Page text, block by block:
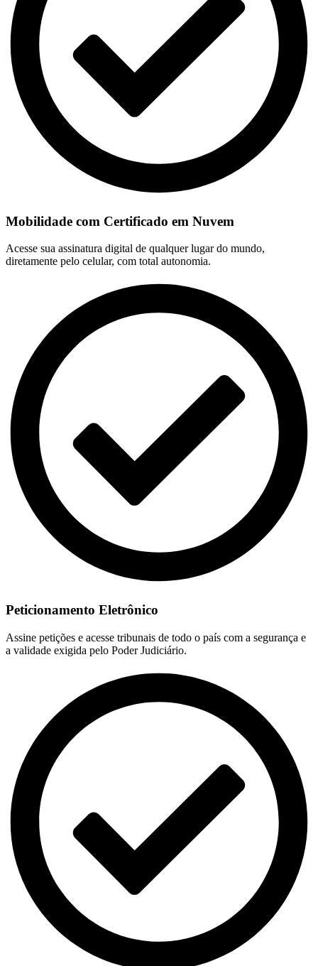
Mobilidade com Certificado em Nuvem
Acesse sua assinatura digital de qualquer lugar do mundo,
diretamente pelo celular, com total autonomia.
Peticionamento Eletrônico
Assine petições e acesse tribunais de todo o país com a segurança e
a validade exigida pelo Poder Judiciário.